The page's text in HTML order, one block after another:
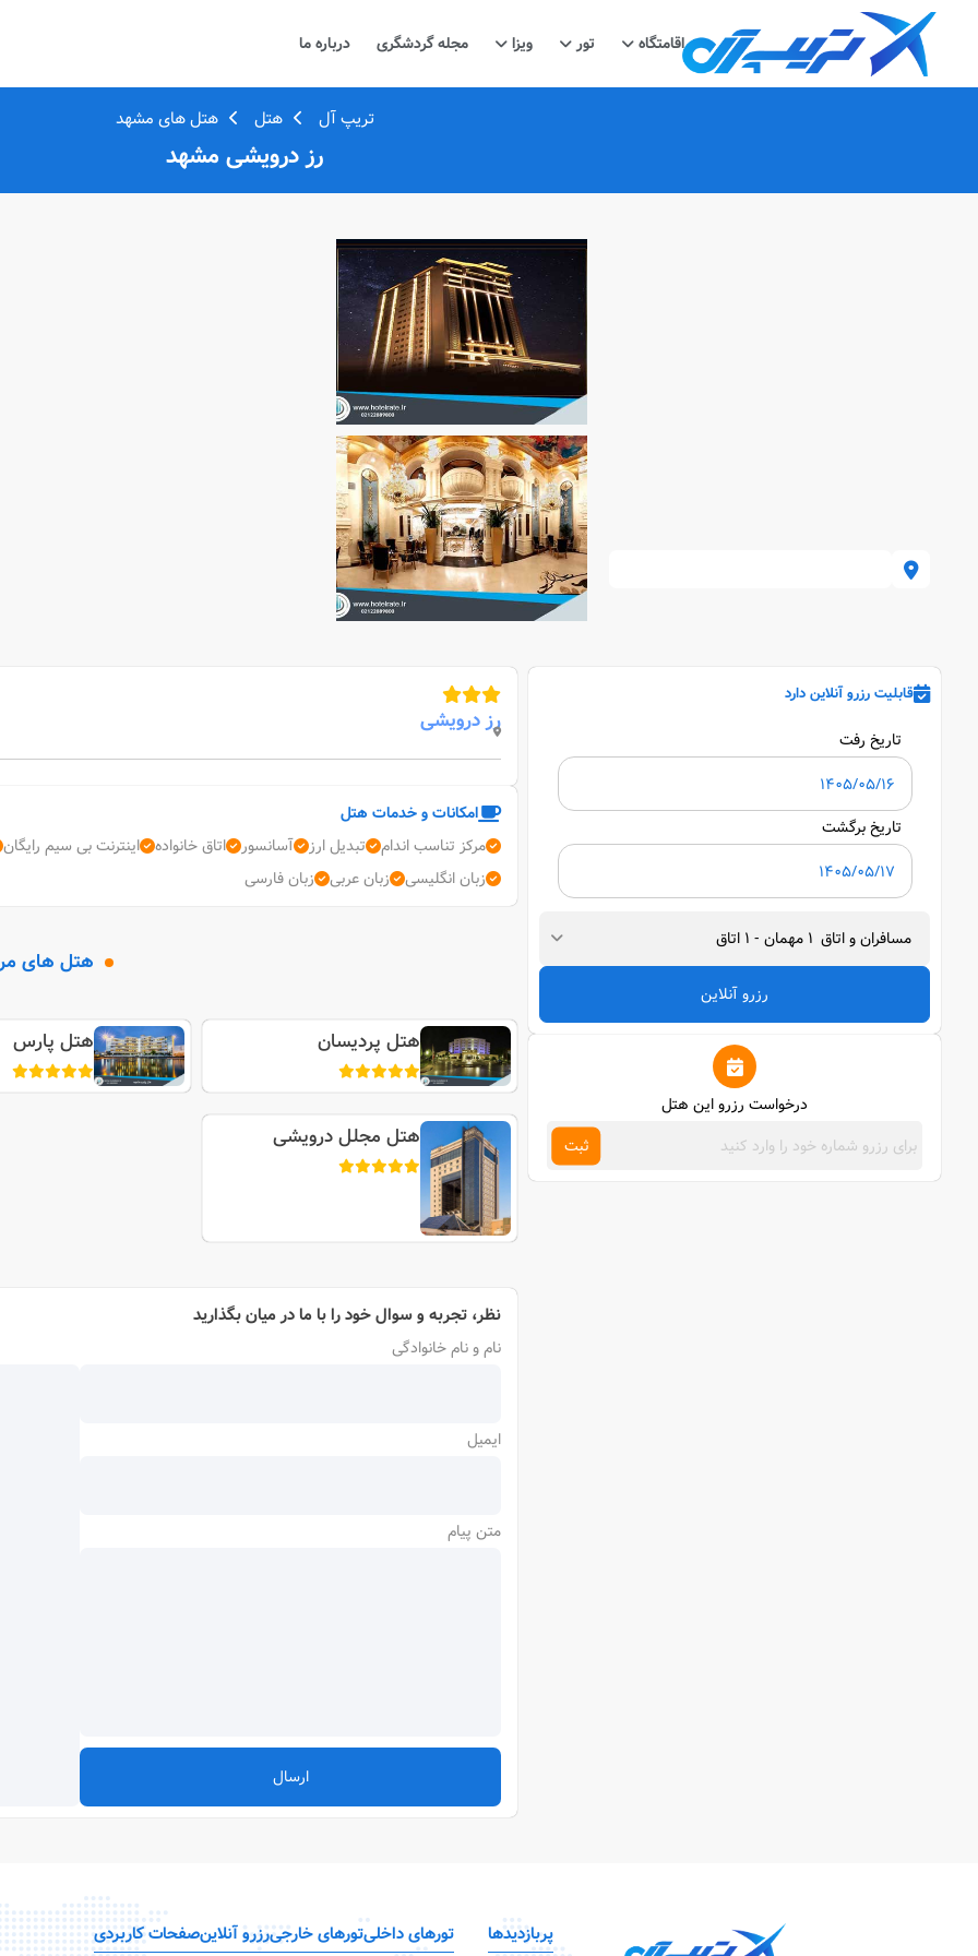
اقامتگاه تور ویزا مجله گردشگری درباره ما
تریپ آل هتل هتل های مشهد
رز درویشی مشهد
قابلیت رزرو آنلاین دارد
تاریخ رفت
تاریخ برگشت
مسافران و اتاق 1 مهمان -
1 اتاق
رزرو آنلاین
درخواست رزرو این هتل
ثبت
رز درویشی
امکانات و خدمات هتل
مرکز تناسب اندام
تبدیل ارز آسانسور اتاق خانواده اینترنت بی سیم رایگان
زبان انگلیسی
زبان عربی زبان فارسی
هتل های
هتل پردیسان هتل پارس
هتل مجلل درویشی
نظر، تجربه و سوال خود را با ما در میان بگذارید
نام و نام خانوادگی
ایمیل
متن پیام
ارسال
پربازدیدها تورهای داخلیتورهای خارجیرزرو آنلاینصفحات کاربردی